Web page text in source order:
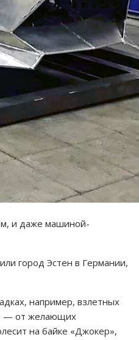
и даже машиной-
город Эстен в Германии,
например, взлетных
— от желающих
на байке «Джокер»,